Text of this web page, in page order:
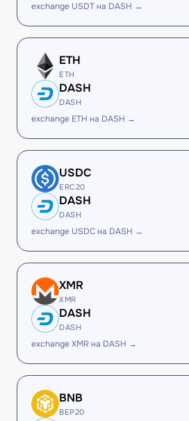
exchange USDT на DASH →
ETH
ETH
DASH
DASH
exchange ETH на DASH →
USDC
ERC20
DASH
DASH
exchange USDC на DASH →
XMR
XMR
DASH
DASH
exchange XMR на DASH →
BNB
BEP20